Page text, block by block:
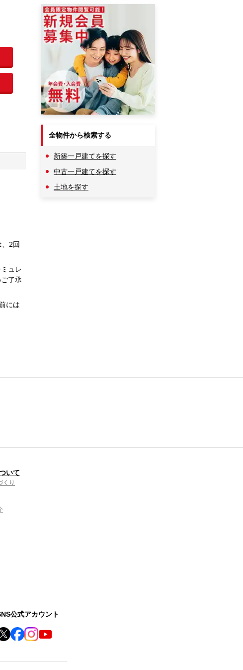
2回
ュレ
了承
には
全物件から検索する
新築一戸建てを探す
中古一戸建てを探す
土地を探す
いて
くり
公式アカウント